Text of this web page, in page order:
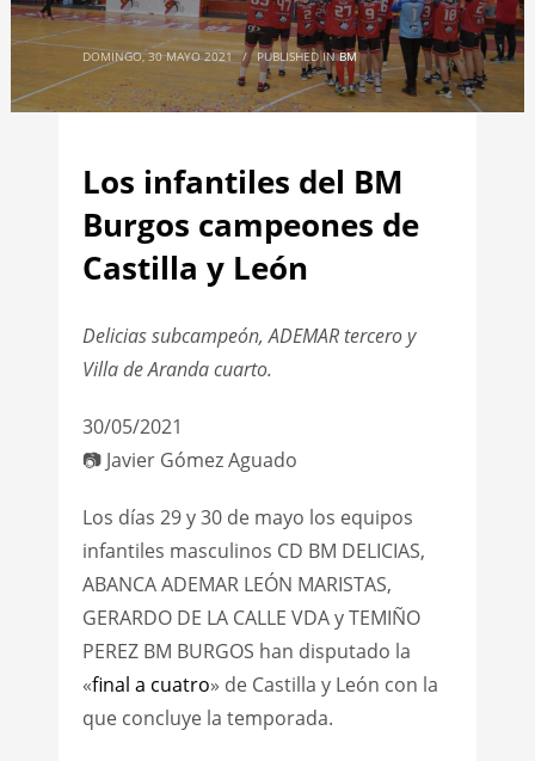
DOMINGO, 30 MAYO 2021 / PUBLISHED INBM
Los infantiles del BM
Burgos campeones de
Castilla y León
Delicias subcampeón, ADEMAR tercero y
Villa de Aranda cuarto.
30/05/2021
📷 Javier Gómez Aguado
Los días 29 y 30 de mayo los equipos
infantiles masculinos CD BM DELICIAS,
ABANCA ADEMAR LEÓN MARISTAS,
GERARDO DE LA CALLE VDA y TEMIÑO
PEREZ BM BURGOS han disputado la
«final a cuatro» de Castilla y León con la
que concluye la temporada.